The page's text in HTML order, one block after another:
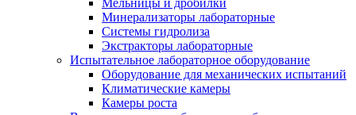
Минерализаторы лабораторные
Системы гидролиза
Экстракторы лабораторные
Испытательное лабораторное оборудование
Оборудование для механических испытаний
Климатические камеры
Камеры роста